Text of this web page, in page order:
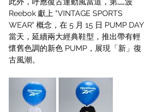
Reebok 獻上 "VINTAGE SPORTS
WEAR" 概念，在 5 月 15 日 PUMP DAY
當天，延續兩大經典鞋型，推出帶有輕
懷舊色調的新色 PUMP，展現「新」復
古風潮。